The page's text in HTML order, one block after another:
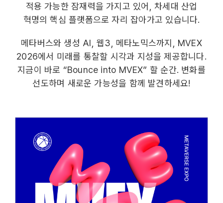
적용 가능한 잠재력을 가지고 있어, 차세대 산업
혁명의 핵심 플랫폼으로 자리 잡아가고 있습니다.
메타버스와 생성 AI, 웹3, 메타노믹스까지, MVEX
2026에서 미래를 통찰할 시각과 지성을 제공합니다.
지금이 바로 “Bounce into MVEX” 할 순간. 변화를
선도하며 새로운 가능성을 함께 발견하세요!